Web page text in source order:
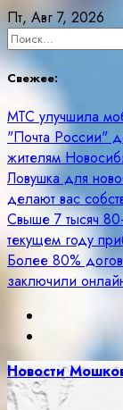
Skip
to
content
Пт, Авг 7, 2026
Найти:
Свежее:
МТС улучшила
"Почта России"
жителям
Ловушка для
делают вас
Свыше 7 тысяч
текущем году
Более 80%
заключили
Новости